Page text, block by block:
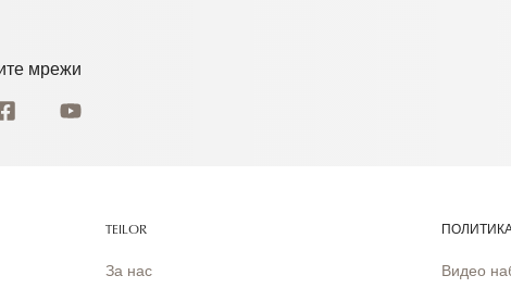
мрежи
TEILOR
За нас Видео